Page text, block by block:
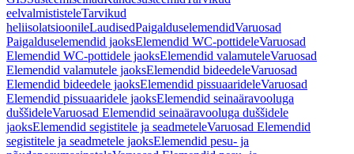
eelvalmististeleTarvikud
heliisolatsioonileLaudisedPaigalduselemendidVaruosad
Paigalduselemendid jaoksElemendid WC-pottideleVaruosad
Elemendid WC-pottidele jaoksElemendid valamuteleVaruosad
Elemendid valamutele jaoksElemendid bideedeleVaruosad
Elemendid bideedele jaoksElemendid pissuaarideleVaruosad
Elemendid pissuaaridele jaoksElemendid seinaäravooluga
duššideleVaruosad Elemendid seinaäravooluga duššidele
jaoksElemendid segistitele ja seadmeteleVaruosad Elemendid
segistitele ja seadmetele jaoksElemendid pesu- ja